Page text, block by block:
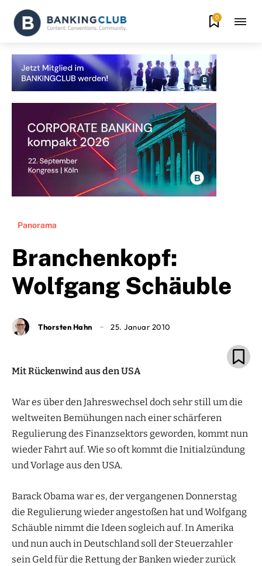
0
Panorama
Branchenkopf:
Wolfgang Schäuble
Thorsten Hahn 25. Januar 2010
Mit Rückenwind aus den USA
War es über den Jahreswechsel doch sehr still um die
weltweiten Bemühungen nach einer schärferen
Regulierung des Finanzsektors geworden, kommt nun
wieder Fahrt auf. Wie so oft kommt die Initialzündung
und Vorlage aus den USA.
Barack Obama war es, der vergangenen Donnerstag
die Regulierung wieder angestoßen hat und Wolfgang
Schäuble nimmt die Ideen sogleich auf. In Amerika
und nun auch in Deutschland soll der Steuerzahler
sein Geld für die Rettung der Banken wieder zurück